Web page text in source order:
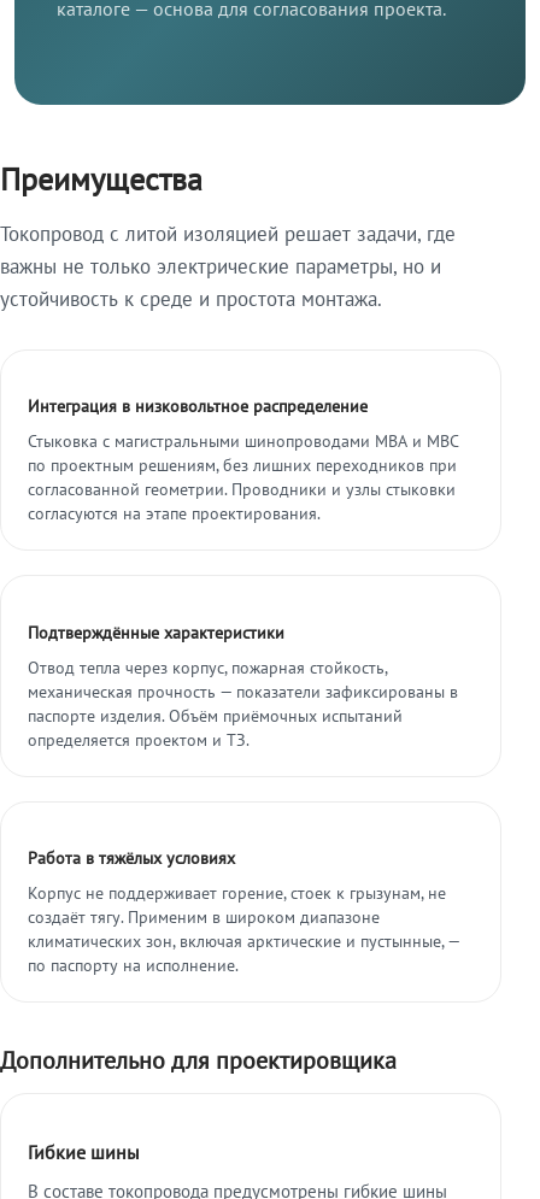
каталоге — основа для согласования проекта.
Преимущества
Токопровод с литой изоляцией решает задачи, где
важны не только электрические параметры, но и
устойчивость к среде и простота монтажа.
Интеграция в низковольтное распределение
Стыковка с магистральными шинопроводами МВА и МВС
по проектным решениям, без лишних переходников при
согласованной геометрии. Проводники и узлы стыковки
согласуются на этапе проектирования.
Подтверждённые характеристики
Отвод тепла через корпус, пожарная стойкость,
механическая прочность — показатели зафиксированы в
паспорте изделия. Объём приёмочных испытаний
определяется проектом и ТЗ.
Работа в тяжёлых условиях
Корпус не поддерживает горение, стоек к грызунам, не
создаёт тягу. Применим в широком диапазоне
климатических зон, включая арктические и пустынные, —
по паспорту на исполнение.
Дополнительно для проектировщика
Гибкие шины
В составе токопровода предусмотрены гибкие шины